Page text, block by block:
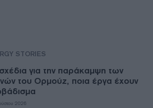
STORIES
για την παράκαμψη των
του Ορμούζ, ποια έργα έχουν
2026